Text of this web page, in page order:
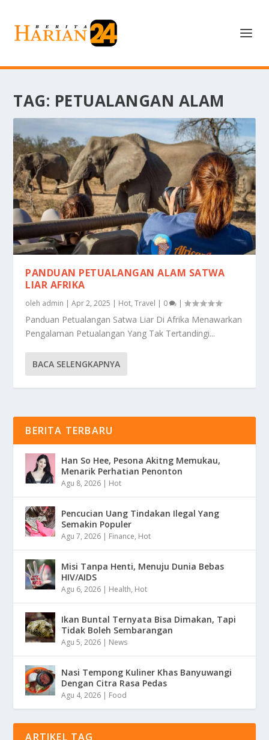
TAG: PETUALANGAN ALAM
PANDUAN PETUALANGAN ALAM SATWA
LIAR AFRIKA
oleh admin |Apr 2, 2025 | Hot,Travel | 0 |
Panduan Petualangan Satwa Liar Di Afrika Menawarkan
Pengalaman Petualangan Yang Tak Tertandingi...
BACA SELENGKAPNYA
BERITA TERBARU
Han So Hee, Pesona Akitng Memukau,
Menarik Perhatian Penonton
Agu 8, 2026 | Hot
Pencucian Uang Tindakan Ilegal Yang
Semakin Populer
Agu 7, 2026 | Finance, Hot
Misi Tanpa Henti, Menuju Dunia Bebas
HIV/AIDS
Agu 6, 2026 | Health, Hot
Ikan Buntal Ternyata Bisa Dimakan, Tapi
Tidak Boleh Sembarangan
Agu 5, 2026 | News
Nasi Tempong Kuliner Khas Banyuwangi
Dengan Citra Rasa Pedas
Agu 4, 2026 | Food
ARTIKEL TAG